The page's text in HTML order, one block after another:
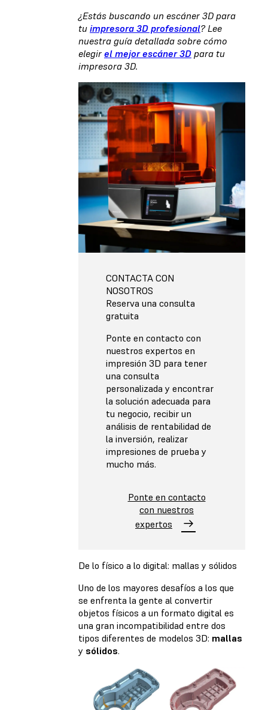
¿Estás buscando un escáner 3D para
tu impresora 3D profesional? Lee
nuestra guía detallada sobre cómo
elegir el mejor escáner 3D para tu
impresora 3D.
CONTACTA CON
NOSOTROS
Reserva una consulta
gratuita
Ponte en contacto con
nuestros expertos en
impresión 3D para tener
una consulta
personalizada y encontrar
la solución adecuada para
tu negocio, recibir un
análisis de rentabilidad de
la inversión, realizar
impresiones de prueba y
mucho más.
Ponte en contacto
con nuestros
expertos
De lo físico a lo digital: mallas y sólidos
Uno de los mayores desafíos a los que
se enfrenta la gente al convertir
objetos físicos a un formato digital es
una gran incompatibilidad entre dos
tipos diferentes de modelos 3D: mallas
y sólidos.